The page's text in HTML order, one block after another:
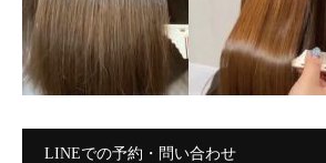
LINEでの予約・問い合わせ